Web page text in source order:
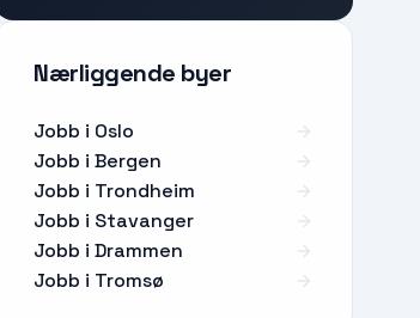
Nærliggende byer
Jobb i Oslo
Jobb i Bergen
Jobb i Trondheim
Jobb i Stavanger
Jobb i Drammen
Jobb i Tromsø